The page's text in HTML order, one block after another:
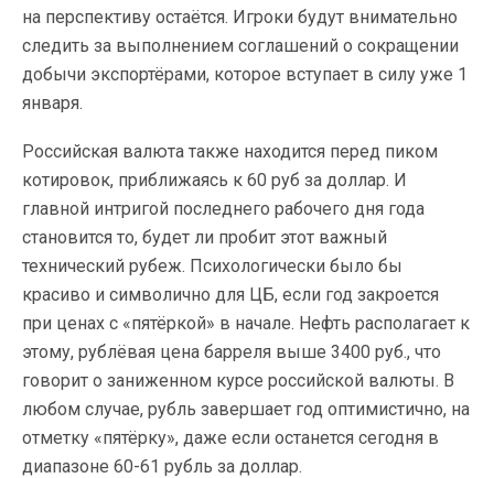
на перспективу остаётся. Игроки будут внимательно
следить за выполнением соглашений о сокращении
добычи экспортёрами, которое вступает в силу уже 1
января.
Российская валюта также находится перед пиком
котировок, приближаясь к 60 руб за доллар. И
главной интригой последнего рабочего дня года
становится то, будет ли пробит этот важный
технический рубеж. Психологически было бы
красиво и символично для ЦБ, если год закроется
при ценах с «пятёркой» в начале. Нефть располагает к
этому, рублёвая цена барреля выше 3400 руб., что
говорит о заниженном курсе российской валюты. В
любом случае, рубль завершает год оптимистично, на
отметку «пятёрку», даже если останется сегодня в
диапазоне 60-61 рубль за доллар.